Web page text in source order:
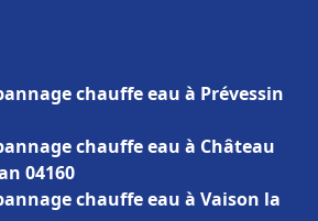
chauffe eau à Prévessin
chauffe eau à Château
04160
chauffe eau à Vaison la